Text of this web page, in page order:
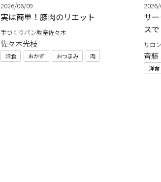
2026/06/09
実は簡単！豚肉のリエット
手づくりパン教室佐々木
佐々木光枝
洋食 おかず おつまみ 肉
サ
スで
サロ
斉
洋食